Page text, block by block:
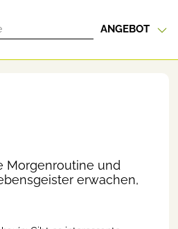
ANGEBOT
Morgenroutine und
erwachen,